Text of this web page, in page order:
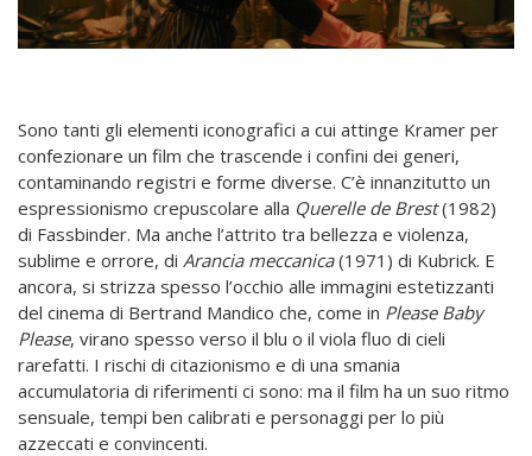
Sono tanti gli elementi iconografici a cui attinge Kramer per
confezionare un film che trascende i confini dei generi,
contaminando registri e forme diverse. C’è innanzitutto un
espressionismo crepuscolare alla Querelle de Brest(1982)
di Fassbinder. Ma anche l’attrito tra bellezza e violenza,
sublime e orrore, di Arancia meccanica(1971) di Kubrick. E
ancora, si strizza spesso l’occhio alle immagini estetizzanti
del cinema di Bertrand Mandico che, come in Please Baby
Please, virano spesso verso il blu o il viola fluo di cieli
rarefatti. I rischi di citazionismo e di una smania
accumulatoria di riferimenti ci sono: ma il film ha un suo ritmo
sensuale, tempi ben calibrati e personaggi per lo più
azzeccati e convincenti.